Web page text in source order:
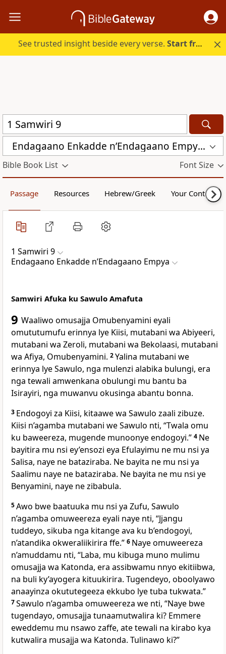
See trusted insight beside every verse.Start free.
Endagaano Enkadde nʼEndagaano Empya (LCB)
Bible Book List Font Size
Passage Resources Hebrew/Greek Your Content
1 Samwiri 9
Endagaano Enkadde nʼEndagaano Empya
Samwiri Afuka ku Sawulo Amafuta
9 Waaliwo omusajja Omubenyamini eyali
omututumufu erinnya lye Kiisi, mutabani wa Abiyeeri,
mutabani wa Zeroli, mutabani wa Bekolaasi, mutabani
wa Afiya, Omubenyamini. 2Yalina mutabani we
erinnya lye Sawulo, nga mulenzi alabika bulungi, era
nga tewali amwenkana obulungi mu bantu ba
Isirayiri, nga muwanvu okusinga abantu bonna.
3 Endogoyi za Kiisi, kitaawe wa Sawulo zaali zibuze.
Kiisi n’agamba mutabani we Sawulo nti, “Twala omu
ku baweereza, mugende munoonye endogoyi.” 4 Ne
bayitira mu nsi ey’ensozi eya Efulayimu ne mu nsi ya
Salisa, naye ne bataziraba. Ne bayita ne mu nsi ya
Saalimu naye ne bataziraba. Ne bayita ne mu nsi ye
Benyamini, naye ne zibabula.
5Awo bwe baatuuka mu nsi ya Zufu, Sawulo
n’agamba omuweereza eyali naye nti, “Jjangu
tuddeyo, sikuba nga kitange ava ku b’endogoyi,
n’atandika okweraliikirira ffe.” 6 Naye omuweereza
n’amuddamu nti, “Laba, mu kibuga muno mulimu
omusajja wa Katonda, era assibwamu nnyo ekitiibwa,
na buli ky’ayogera kituukirira. Tugendeyo, oboolyawo
anaayinza okututegeeza ekkubo lye tuba tukwata.”
7Sawulo n’agamba omuweereza we nti, “Naye bwe
tugendayo, omusajja tunaamutwalira ki? Emmere
eweddemu mu nsawo zaffe, ate tewali na kirabo kya
kutwalira musajja wa Katonda. Tulinawo ki?”